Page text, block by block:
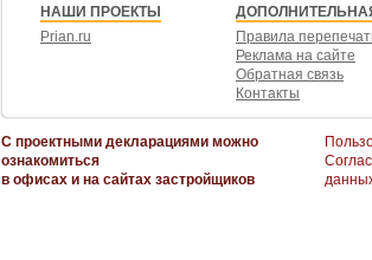
НАШИ ПРОЕКТЫ
Prian.ru
Правила
Реклама на сайте
Обратная связь
Контакты
С проектными декларациями можно
ознакомиться
в офисах и на сайтах застройщиков